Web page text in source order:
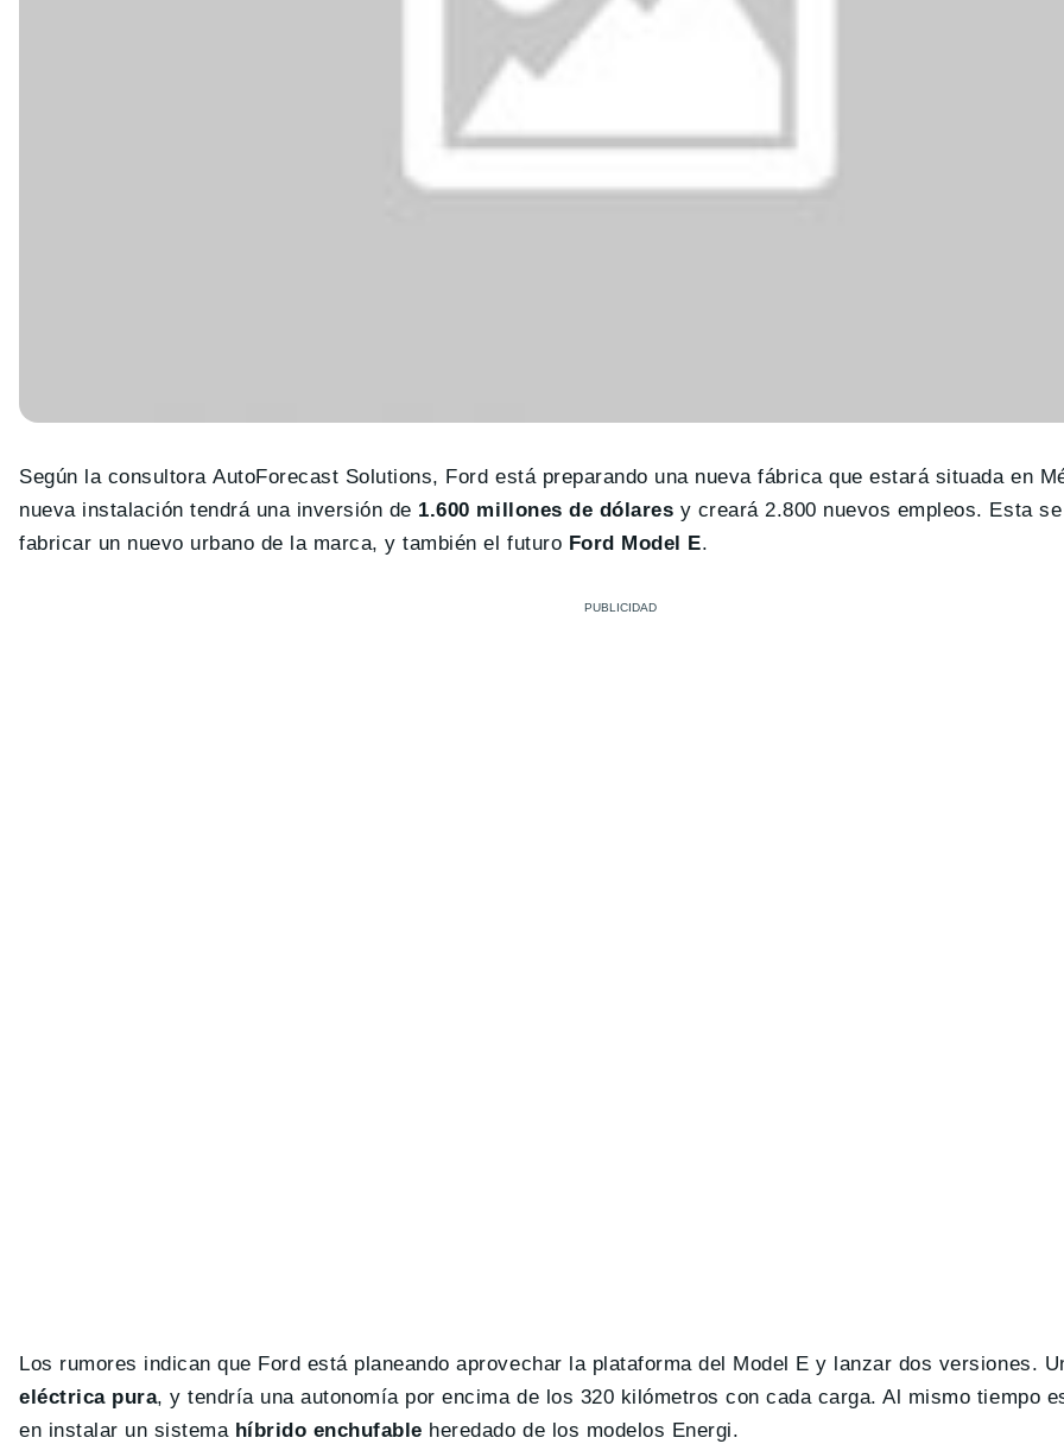
Según la consultora AutoForecast Solutions, Ford está preparando una nueva fábrica que estará situada en
nueva instalación tendrá una inversión de 1.600 millones de dólares y creará 2.800 nuevos empleos. Esta
fabricar un nuevo urbano de la marca, y también el futuro Ford Model E.
Los rumores indican que Ford está planeando aprovechar la plataforma del Model E y lanzar dos versiones.
eléctrica pura, y tendría una autonomía por encima de los 320 kilómetros con cada carga. Al mismo tiempo
en instalar un sistema híbrido enchufable heredado de los modelos Energi.